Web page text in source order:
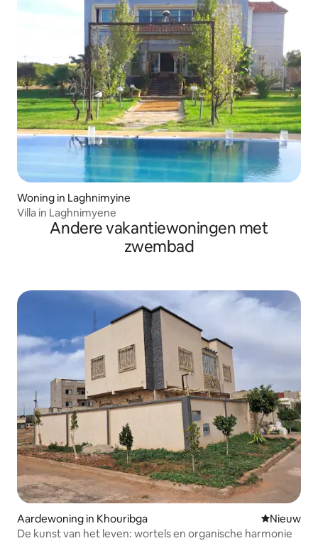
Woning in Laghnimyine
Villa in Laghnimyene
Andere vakantiewoningen met
zwembad
Aardewoning in Khouribga Nieuwe
Nieuw
De kunst van het leven: wortels en organische harmonie